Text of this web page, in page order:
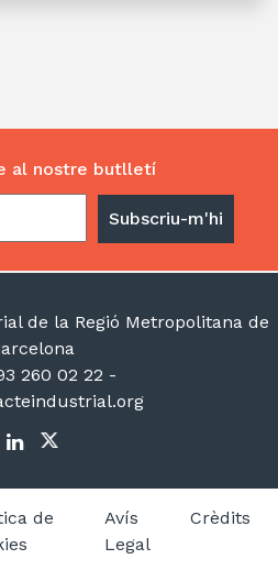
al nostre butlletí
de la Regió Metropolitana de
260 02 22 -
de
Avís
Legal
Crèdits